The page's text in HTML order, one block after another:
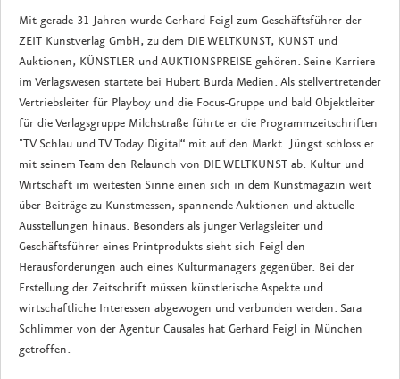
Mit gerade 31 Jahren wurde Gerhard Feigl zum Geschäftsführer der
ZEIT Kunstverlag GmbH, zu dem DIE WELTKUNST, KUNST und
Auktionen, KÜNSTLER und AUKTIONSPREISE gehören. Seine Karriere
im Verlagswesen startete bei Hubert Burda Medien. Als stellvertretender
Vertriebsleiter für Playboy und die Focus-Gruppe und bald Objektleiter
für die Verlagsgruppe Milchstraße führte er die Programmzeitschriften
"TV Schlau und TV Today Digital“ mit auf den Markt. Jüngst schloss er
mit seinem Team den Relaunch von DIE WELTKUNST ab. Kultur und
Wirtschaft im weitesten Sinne einen sich in dem Kunstmagazin weit
über Beiträge zu Kunstmessen, spannende Auktionen und aktuelle
Ausstellungen hinaus. Besonders als junger Verlagsleiter und
Geschäftsführer eines Printprodukts sieht sich Feigl den
Herausforderungen auch eines Kulturmanagers gegenüber. Bei der
Erstellung der Zeitschrift müssen künstlerische Aspekte und
wirtschaftliche Interessen abgewogen und verbunden werden. Sara
Schlimmer von der Agentur Causales hat Gerhard Feigl in München
getroffen.